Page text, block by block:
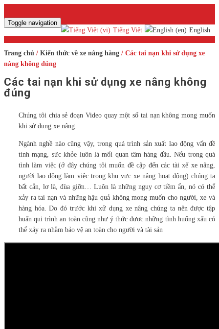
Toggle navigation
Tiếng Việt
English
Trang chủ / Kiến thức về xe nâng hàng / Các tai nạn khi sử dụng xe
nâng không đúng
Các tai nạn khi sử dụng xe nâng không
đúng
Chúng tôi chia sẻ đoạn Video quay một số tai nạn không mong muốn
khi sử dụng xe nâng.
Ngành nghề nào cũng vậy, trong quá trình sản xuất lao động vấn đề
tính mạng, sức khỏe luôn là mối quan tâm hàng đầu. Nếu trong quá
tình làm việc (ở đây chúng tôi muốn đề cập đến các tài xế xe nâng,
người lao động làm việc trong khu vực xe nâng hoạt động) chúng ta
bất cẩn, lơ là, đùa giỡn… Luôn là những nguy cơ tiềm ẩn, nó có thể
xảy ra tai nạn và những hậu quả không mong muốn cho người, xe và
hàng hóa. Do đó trước khi xử dụng xe nâng chúng ta nên được tập
huấn qui trình an toàn cũng như ý thức được những tình huống xấu có
thể xảy ra nhằm bảo vệ an toàn cho người và tài sản